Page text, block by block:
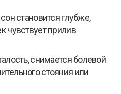
становится глубже,
чувствует прилив
снимается болевой
стояния или